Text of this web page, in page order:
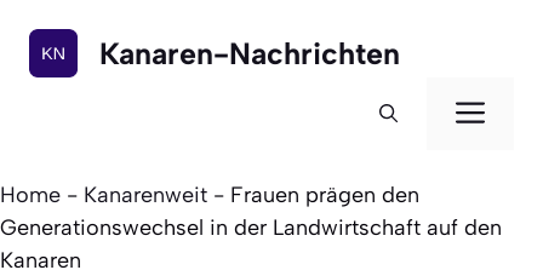
Inhalt
springen
Kanaren-Nachrichten
Home - Kanarenweit - Frauen prägen den
Generationswechsel in der Landwirtschaft auf den
Kanaren